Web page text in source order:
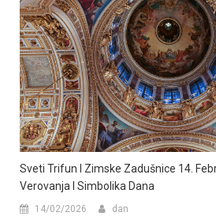
Sveti Trifun I Zimske Zadušnice 14.
Verovanja I Simbolika Dana
14/02/2026 dan